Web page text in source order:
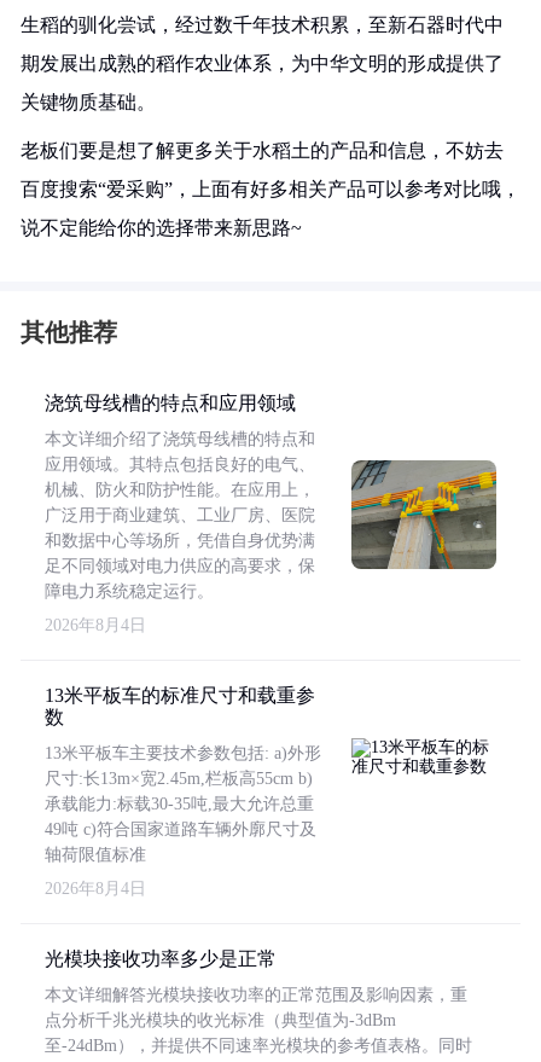
生稻的驯化尝试，经过数千年技术积累，至新石器时代中
期发展出成熟的稻作农业体系，为中华文明的形成提供了
关键物质基础。
老板们要是想了解更多关于水稻土的产品和信息，不妨去
百度搜索“爱采购”，上面有好多相关产品可以参考对比哦，
说不定能给你的选择带来新思路~
其他推荐
浇筑母线槽的特点和应用领域
本文详细介绍了浇筑母线槽的特点和
应用领域。其特点包括良好的电气、
机械、防火和防护性能。在应用上，
广泛用于商业建筑、工业厂房、医院
和数据中心等场所，凭借自身优势满
足不同领域对电力供应的高要求，保
障电力系统稳定运行。
2026年8月4日
13米平板车的标准尺寸和载重参
数
13米平板车主要技术参数包括: a)外形
尺寸:长13m×宽2.45m,栏板高55cm b)
承载能力:标载30-35吨,最大允许总重
49吨 c)符合国家道路车辆外廓尺寸及
轴荷限值标准
2026年8月4日
光模块接收功率多少是正常
本文详细解答光模块接收功率的正常范围及影响因素，重
点分析千兆光模块的收光标准（典型值为-3dBm
至-24dBm），并提供不同速率光模块的参考值表格。同时